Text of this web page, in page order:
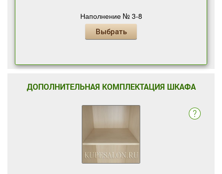
Наполнение № 3-8
Выбрать
ДОПОЛНИТЕЛЬНАЯ КОМПЛЕКТАЦИЯ ШКАФА